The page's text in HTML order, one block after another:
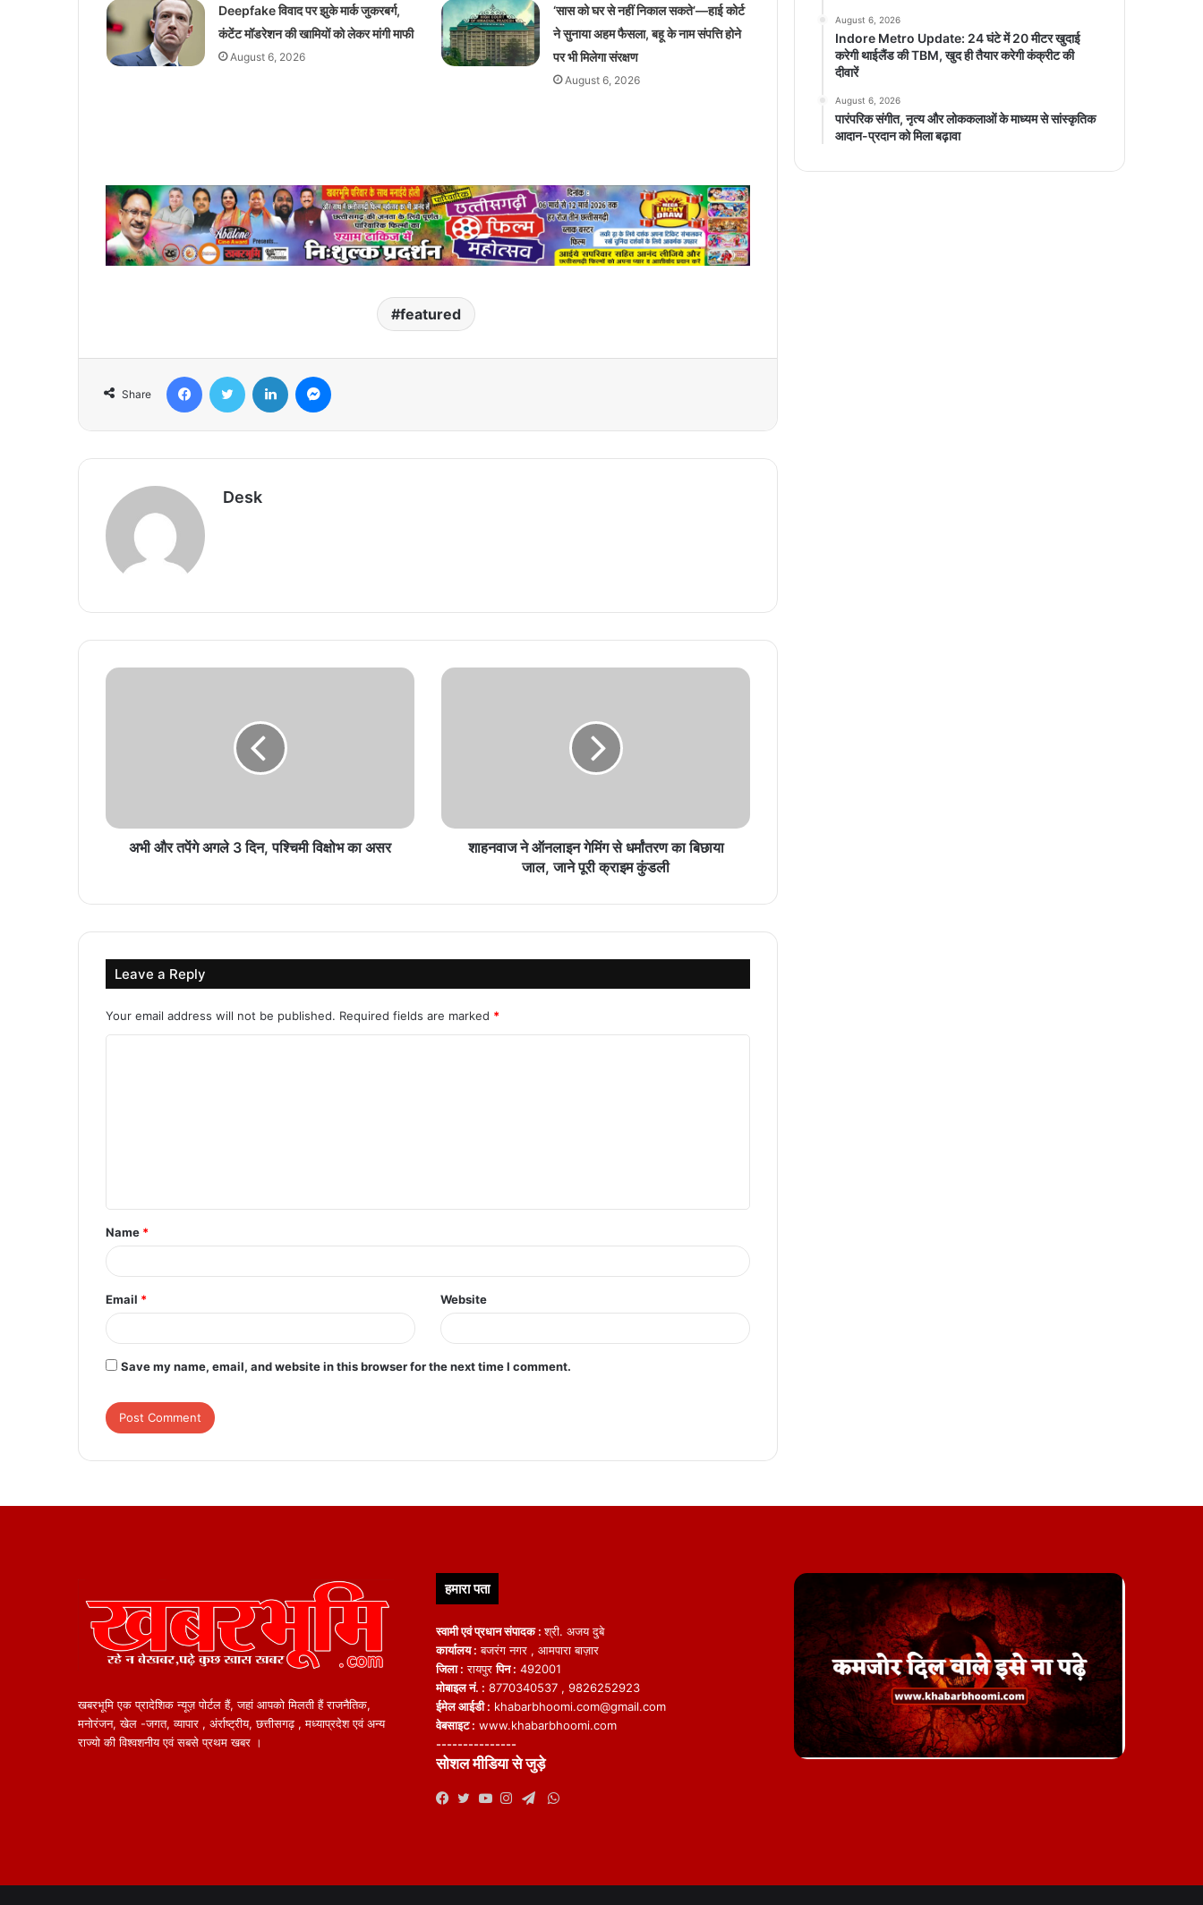
Deepfake विवाद पर झुके मार्क जुकरबर्ग,
कंटेंट मॉडरेशन की खामियों को लेकर मांगी माफी
August 6, 2026
‘सास को घर से नहीं निकाल सकते’—हाई कोर्ट
ने सुनाया अहम फैसला, बहू के नाम संपत्ति होने
पर भी मिलेगा संरक्षण
August 6, 2026
featured
Share
Desk
अभी और तपेंगे अगले 3 दिन, पश्चिमी विक्षोभ का असर
शाहनवाज ने ऑनलाइन गेमिंग से धर्मांतरण का बिछाया
जाल, जाने पूरी क्राइम कुंडली
Leave a Reply
Your email address will not be published. Required fields are marked *
t
*
Name *
Email * Website
Save my name, email, and website in this browser for the next time I comment.
August 6, 2026
Indore Metro Update: 24 घंटे में 20 मीटर खुदाई
करेगी थाईलैंड की TBM, खुद ही तैयार करेगी कंक्रीट की
दीवारें
August 6, 2026
पारंपरिक संगीत, नृत्य और लोककलाओं के माध्यम से सांस्कृतिक
आदान-प्रदान को मिला बढ़ावा
खबरभूमि एक प्रादेशिक न्यूज़ पोर्टल हैं, जहां आपको मिलती हैं राजनैतिक,
मनोरंजन, खेल -जगत, व्यापार , अंर्राष्ट्रीय, छत्तीसगढ़ , मध्याप्रदेश एवं अन्य
राज्यो की विश्वशनीय एवं सबसे प्रथम खबर ।
हमारा पता
स्वामी एवं प्रधान संपादक :श्री. अजय दुबे
कार्यालय : बजरंग नगर , आमपारा बाज़ार
जिला : रायपुरपिन : 492001
मोबाइल नं. : 8770340537 , 9826252923
ईमेल आईडी : khabarbhoomi.com@gmail.com
वेबसाइट : www.khabarbhoomi.com
---------------
सोशल मीडिया से जुड़े